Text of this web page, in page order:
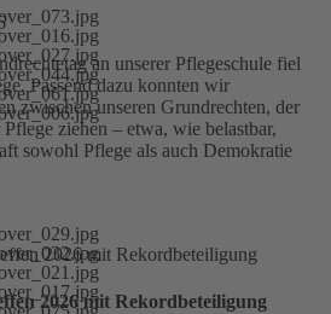
an unserer Pflegeschule fiel
Passend dazu konnten wir
zwischen unseren Grundrechten, der
ziehen – etwa, wie belastbar,
sowohl Pflege als auch Demokratie
2026 mit Rekordbeteiligung